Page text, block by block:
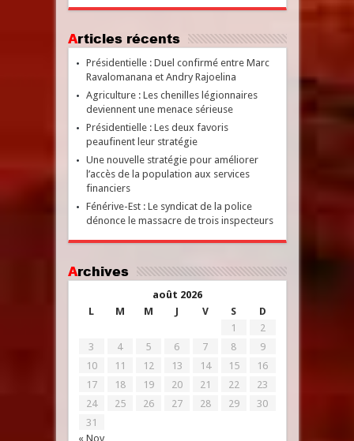
Articles récents
Présidentielle : Duel confirmé entre Marc
Ravalomanana et Andry Rajoelina
Agriculture : Les chenilles légionnaires
deviennent une menace sérieuse
Présidentielle : Les deux favoris
peaufinent leur stratégie
Une nouvelle stratégie pour améliorer
l’accès de la population aux services
financiers
Fénérive-Est : Le syndicat de la police
dénonce le massacre de trois inspecteurs
Archives
août 2026
L
M M J V S D
« Nov
1
2
3
4 5 6 7 8
9
10
11 12 13 14 15
16
17
18 19 20 21 22
23
24
25 26 27 28 29
30
31